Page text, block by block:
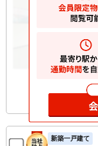
新築一戸建て